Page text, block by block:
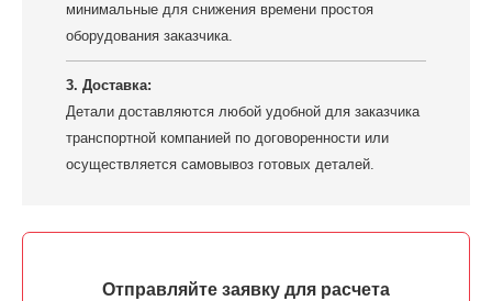
минимальные для снижения времени простоя
оборудования заказчика.
3. Доставка:
Детали доставляются любой удобной для заказчика
транспортной компанией по договоренности или
осуществляется самовывоз готовых деталей.
Отправляйте заявку для расчета